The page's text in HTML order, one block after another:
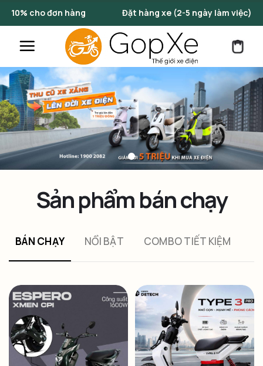
Đặt hàng xe (2-5 ngày làm việc)
Sản phẩm bán chạy
BÁN CHẠY NỔI BẬT COMBO TIẾT KIỆM